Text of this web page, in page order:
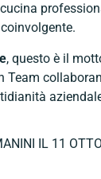
, questo è il
IL 11